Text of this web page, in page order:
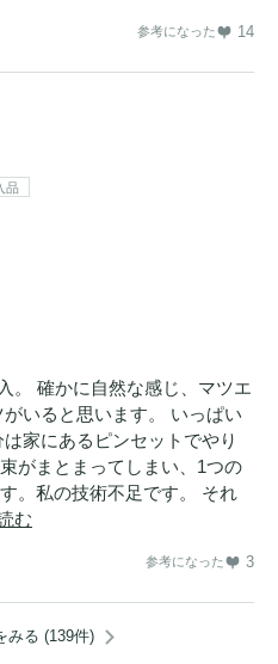
参考になった 14
品
。 確かに自然な感じ、マツエ
いると思います。 いっぱい
家にあるピンセットでやり
がまとまってしまい、1つの
。私の技術不足です。 それ
む
参考になった 3
みる (139件)